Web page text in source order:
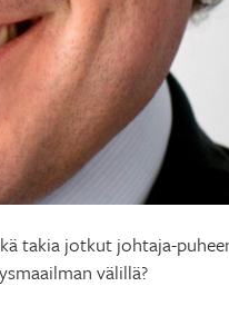
takia jotkut johtaja-
välillä?